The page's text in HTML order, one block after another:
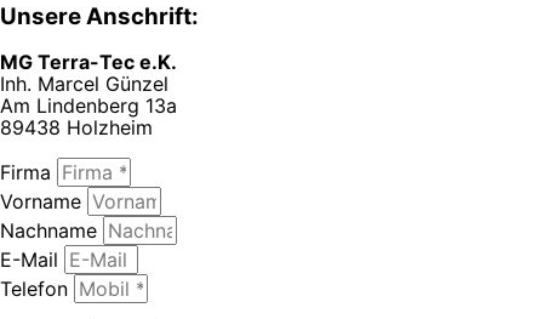
Unsere Anschrift:
MG Terra-Tec e.K.
Inh. Marcel Günzel
Am Lindenberg 13a
89438 Holzheim
Firma
Vorname
Nachname
E-Mail
Telefon